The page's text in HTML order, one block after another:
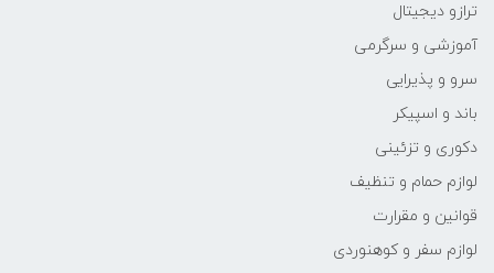
ترازو دیجیتال
آموزشی و سرگرمی
سرو و پذیرایی
باند و اسپیکر
دکوری و تزئینی
لوازم حمام و تنظیف
قوانین و مقرارت
لوازم سفر و کوهنوردی